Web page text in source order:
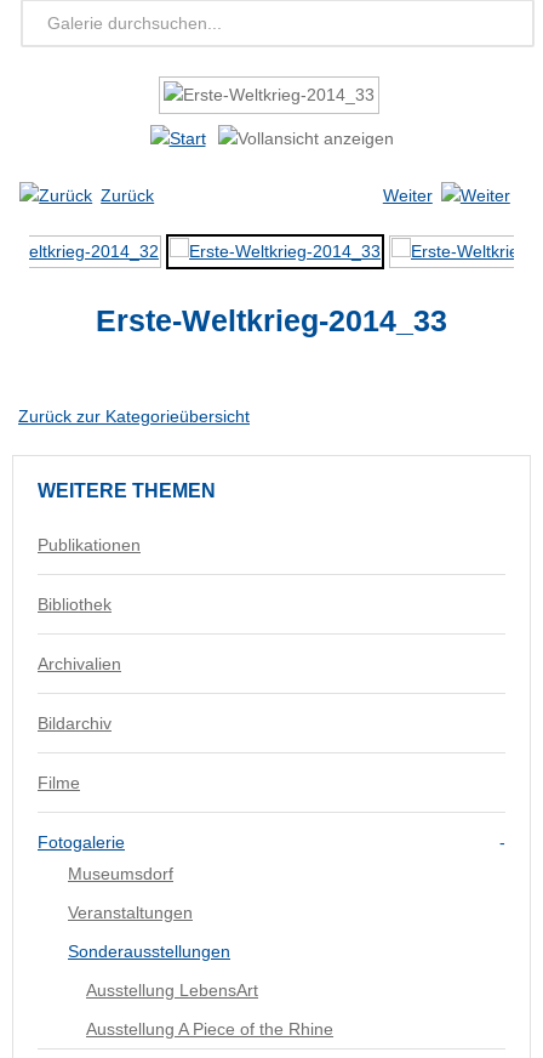
Zurück Weiter
Erste-Weltkrieg-2014_33
Zurück zur Kategorieübersicht
WEITERE THEMEN
Publikationen
Bibliothek
Archivalien
Bildarchiv
Filme
Fotogalerie
Museumsdorf
Veranstaltungen
Sonderausstellungen
Ausstellung LebensArt
Ausstellung A Piece of the Rhine